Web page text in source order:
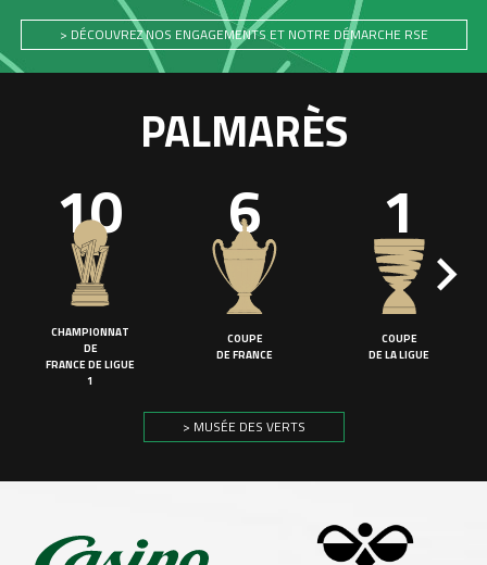
> DÉCOUVREZ NOS ENGAGEMENTS ET NOTRE DÉMARCHE RSE
PALMARÈS
10
CHAMPIONNAT
DE
FRANCE DE LIGUE
1
6
COUPE
DE FRANCE
1
COUPE
DE LA LIGUE
> MUSÉE DES VERTS